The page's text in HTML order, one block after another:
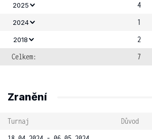
2025 4
2024 1
2018
2
Celkem:
7
Zranění
Turnaj
Důvod